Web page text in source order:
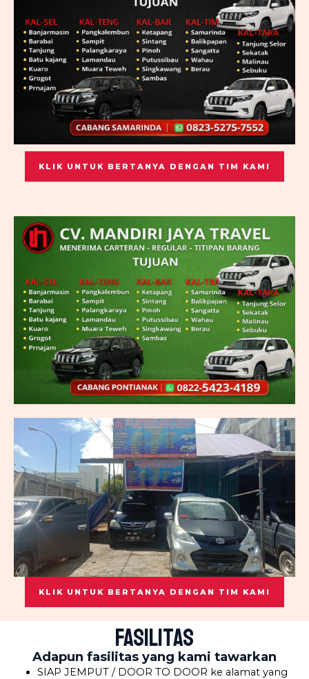
KLIK UNTUK BERTANYA DENGAN TIM KAMI
KLIK UNTUK BERTANYA DENGAN TIM KAMI
fasilitas
Adapun fasilitas yang kami tawarkan
SIAP JEMPUT / DOOR TO DOOR ke alamat yang